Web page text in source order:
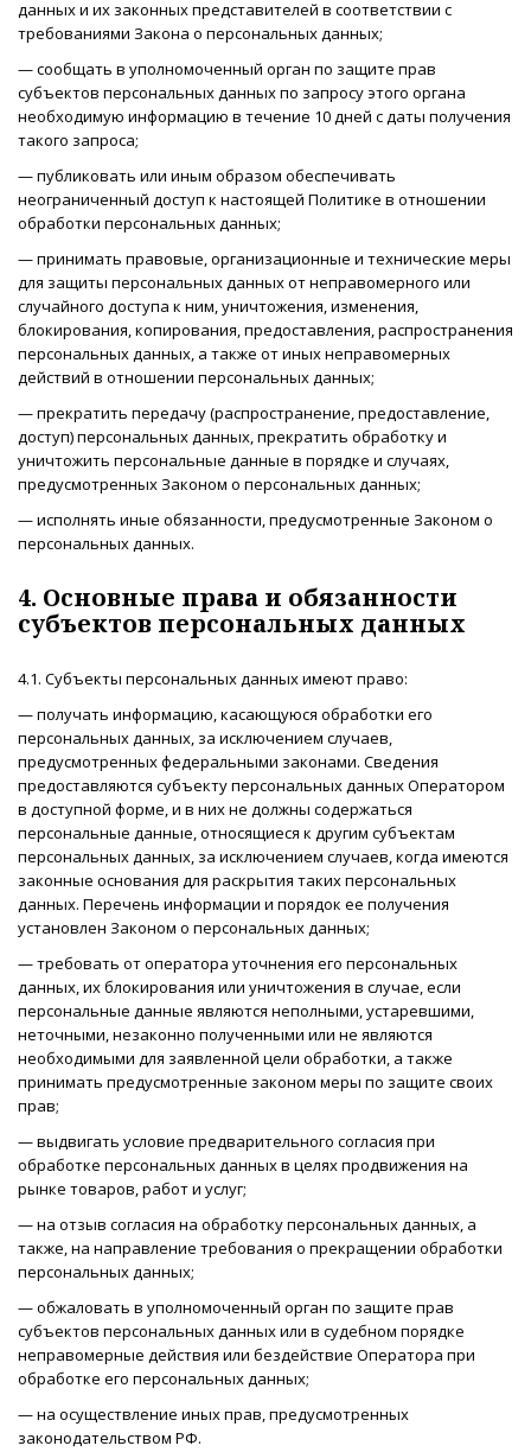
данных и их законных представителей в соответствии с
требованиями Закона о персональных данных;
— сообщать в уполномоченный орган по защите прав
субъектов персональных данных по запросу этого органа
необходимую информацию в течение 10 дней с даты получения
такого запроса;
— публиковать или иным образом обеспечивать
неограниченный доступ к настоящей Политике в отношении
обработки персональных данных;
— принимать правовые, организационные и технические меры
для защиты персональных данных от неправомерного или
случайного доступа к ним, уничтожения, изменения,
блокирования, копирования, предоставления, распространения
персональных данных, а также от иных неправомерных
действий в отношении персональных данных;
— прекратить передачу (распространение, предоставление,
доступ) персональных данных, прекратить обработку и
уничтожить персональные данные в порядке и случаях,
предусмотренных Законом о персональных данных;
— исполнять иные обязанности, предусмотренные Законом о
персональных данных.
4. Основные права и обязанности
субъектов персональных данных
4.1. Субъекты персональных данных имеют право:
— получать информацию, касающуюся обработки его
персональных данных, за исключением случаев,
предусмотренных федеральными законами. Сведения
предоставляются субъекту персональных данных Оператором
в доступной форме, и в них не должны содержаться
персональные данные, относящиеся к другим субъектам
персональных данных, за исключением случаев, когда имеются
законные основания для раскрытия таких персональных
данных. Перечень информации и порядок ее получения
установлен Законом о персональных данных;
— требовать от оператора уточнения его персональных
данных, их блокирования или уничтожения в случае, если
персональные данные являются неполными, устаревшими,
неточными, незаконно полученными или не являются
необходимыми для заявленной цели обработки, а также
принимать предусмотренные законом меры по защите своих
прав;
— выдвигать условие предварительного согласия при
обработке персональных данных в целях продвижения на
рынке товаров, работ и услуг;
— на отзыв согласия на обработку персональных данных, а
также, на направление требования о прекращении обработки
персональных данных;
— обжаловать в уполномоченный орган по защите прав
субъектов персональных данных или в судебном порядке
неправомерные действия или бездействие Оператора при
обработке его персональных данных;
— на осуществление иных прав, предусмотренных
законодательством РФ.